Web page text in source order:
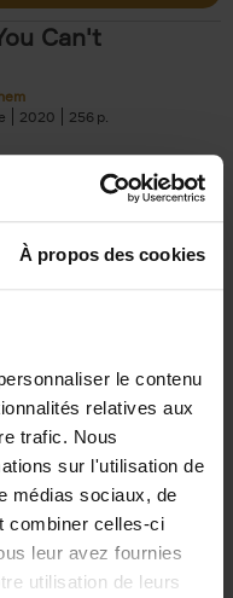
À propos des cookies
le contenu
relatives aux
trafic. Nous
sur l'utilisation de
médias sociaux, de
combiner celles-ci
leur avez fournies
utilisation de leurs
Can't
2020 256
= Building
De Feyter
Carolien Boom
2025 200